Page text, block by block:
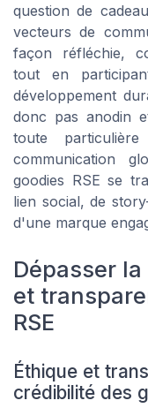
question de
vecteurs de
façon réfléchie,
tout en
développement
donc pas anodin
toute
communication
goodies RSE se
lien social, de
d'une marque
Dépasser
et
RSE
Éthique et
crédibilité des